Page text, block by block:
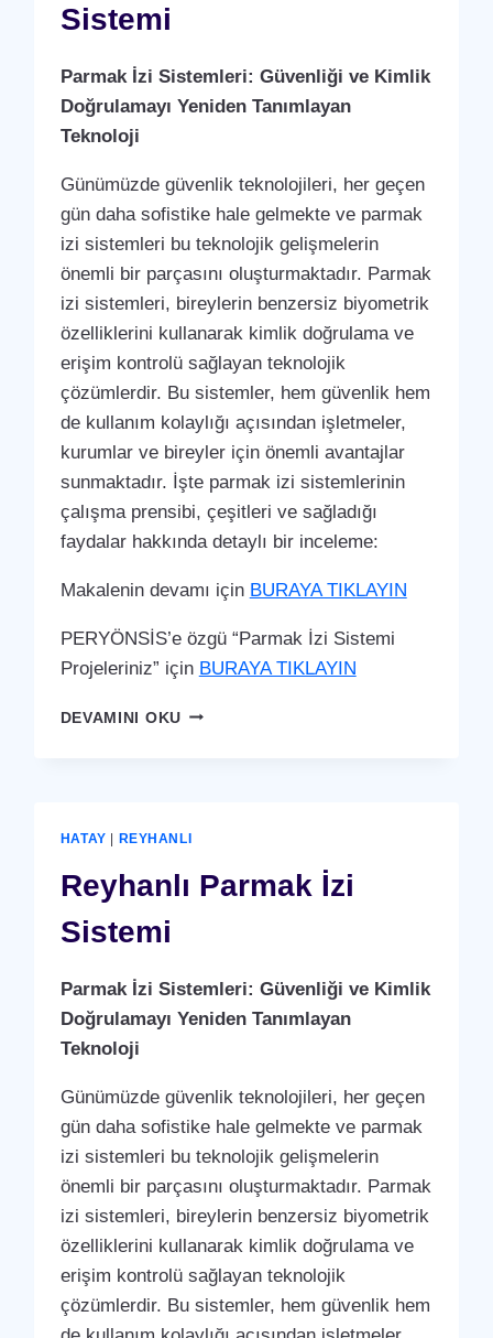
Sistemi
Parmak İzi Sistemleri: Güvenliği ve Kimlik
Doğrulamayı Yeniden Tanımlayan
Teknoloji
Günümüzde güvenlik teknolojileri, her geçen
gün daha sofistike hale gelmekte ve parmak
izi sistemleri bu teknolojik gelişmelerin
önemli bir parçasını oluşturmaktadır. Parmak
izi sistemleri, bireylerin benzersiz biyometrik
özelliklerini kullanarak kimlik doğrulama ve
erişim kontrolü sağlayan teknolojik
çözümlerdir. Bu sistemler, hem güvenlik hem
de kullanım kolaylığı açısından işletmeler,
kurumlar ve bireyler için önemli avantajlar
sunmaktadır. İşte parmak izi sistemlerinin
çalışma prensibi, çeşitleri ve sağladığı
faydalar hakkında detaylı bir inceleme:
Makalenin devamı için BURAYA TIKLAYIN
PERYÖNSİS’e özgü “Parmak İzi Sistemi
Projeleriniz” için BURAYA TIKLAYIN
DEVAMINI OKUPAYAS
HATAY | REYHANLI
Reyhanlı Parmak İzi
Sistemi
Parmak İzi Sistemleri: Güvenliği ve Kimlik
Doğrulamayı Yeniden Tanımlayan
Teknoloji
Günümüzde güvenlik teknolojileri, her geçen
gün daha sofistike hale gelmekte ve parmak
izi sistemleri bu teknolojik gelişmelerin
önemli bir parçasını oluşturmaktadır. Parmak
izi sistemleri, bireylerin benzersiz biyometrik
özelliklerini kullanarak kimlik doğrulama ve
erişim kontrolü sağlayan teknolojik
çözümlerdir. Bu sistemler, hem güvenlik hem